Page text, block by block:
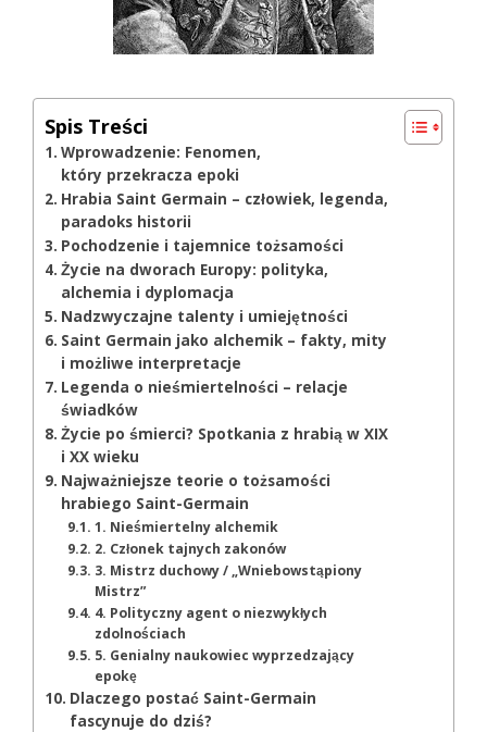
Spis Treści
Wprowadzenie: Fenomen,
który przekracza epoki
Hrabia Saint Germain – człowiek, legenda,
paradoks historii
Pochodzenie i tajemnice tożsamości
Życie na dworach Europy: polityka,
alchemia i dyplomacja
Nadzwyczajne talenty i umiejętności
Saint Germain jako alchemik – fakty, mity
i możliwe interpretacje
Legenda o nieśmiertelności – relacje
świadków
Życie po śmierci? Spotkania z hrabią w XIX
i XX wieku
Najważniejsze teorie o tożsamości
hrabiego Saint-Germain
1. Nieśmiertelny alchemik
2. Członek tajnych zakonów
3. Mistrz duchowy / „Wniebowstąpiony
Mistrz”
4. Polityczny agent o niezwykłych
zdolnościach
5. Genialny naukowiec wyprzedzający
epokę
Dlaczego postać Saint-Germain
fascynuje do dziś?